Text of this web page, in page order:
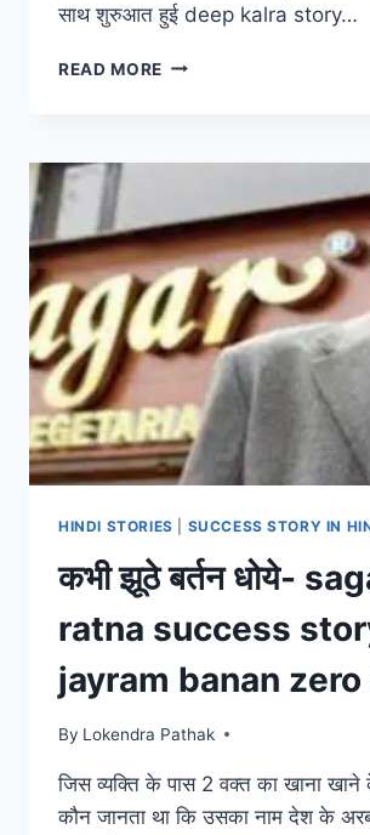
साथ शुरुआत हुई deep kalra story…
READ MORE दीप
DEEP
SUCCESS
STORY(2020)
HINDI STORIES SUCCESS STORY IN
कभी झूठे बर्तन धोये-
ratna success
jayram banan zero
By Lokendra Pathak
जिस व्यक्ति के पास 2 वक्त का खाना खाने
कौन जानता था कि उसका नाम देश के